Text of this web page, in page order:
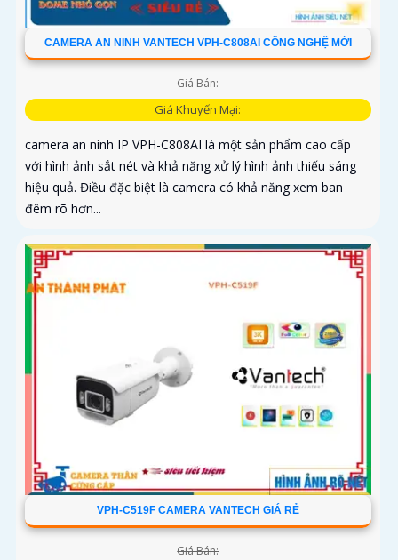
CAMERA AN NINH VANTECH VPH-C808AI CÔNG NGHỆ MỚI
Giá Bán:
Giá Khuyến Mại:
camera an ninh IP VPH-C808AI là một sản phẩm cao cấp
với hình ảnh sắt nét và khả năng xử lý hình ảnh thiếu sáng
hiệu quả. Điều đặc biệt là camera có khả năng xem ban
đêm rõ hơn...
VPH-C519F CAMERA VANTECH GIÁ RẺ
Giá Bán: